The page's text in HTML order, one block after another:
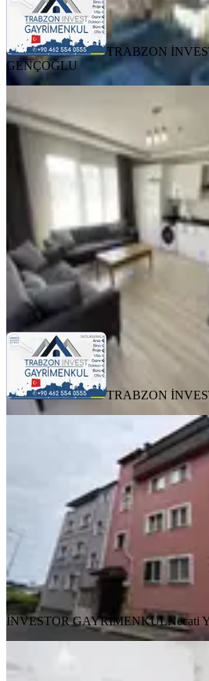
TRABZON
GENÇOĞLU
Trabzon
Eylül - 15
Ortahisar, Pelitli
130 m² 2. Kat
TRABZON İNVESTResul Zengin
Ara
TRABZON
İnvestor
Ortahisar, Pelitli
2+1 ·120 m²·
15.000 ₺
İNVESTOR GAYRİMENKULNecati
Ara
İNVESTOR GAYRİMENKULNecati
Pelitli Sahilde